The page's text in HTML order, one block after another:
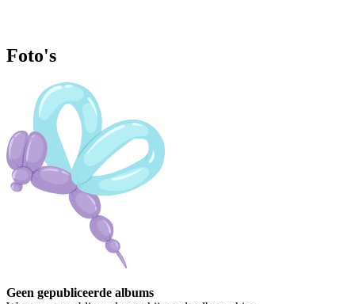
Foto's
Geen gepubliceerde albums